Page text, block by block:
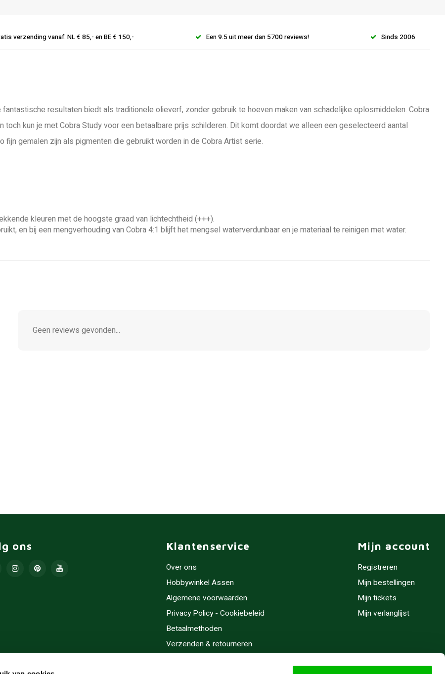
verzending vanaf: NL € 85,- en BE € 150,- Een 9.5 uit meer dan 5700 reviews! Sinds 2006
resultaten biedt als traditionele olieverf, zonder gebruik te hoeven maken van schadelijke oplosmiddelen. Cobra
kun je met Cobra Study voor een betaalbare prijs schilderen. Dit komt doordat we alleen een geselecteerd aantal
gemalen zijn als pigmenten die gebruikt worden in de Cobra Artist serie.
kleuren met de hoogste graad van lichtechtheid (+++).
en bij een mengverhouding van Cobra 4:1 blijft het mengsel waterverdunbaar en je materiaal te reinigen met water.
Geen reviews gevonden...
ons Klantenservice
Over ons
Hobbywinkel Assen
Algemene voorwaarden
Privacy Policy - Cookiebeleid
Betaalmethoden
Verzenden & retourneren
Mijn account
Registreren
Mijn bestellingen
Mijn tickets
Mijn verlanglijst